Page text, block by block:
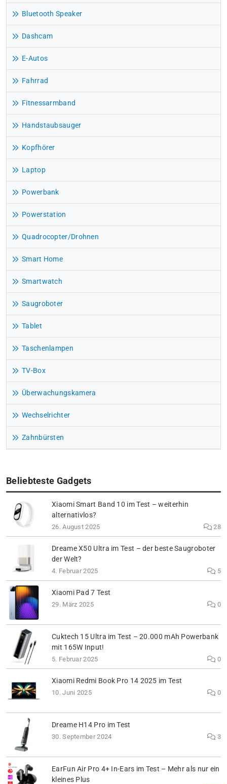
Bluetooth Speaker
Dashcam
E-Autos
Fahrrad
Fitnessarmband
Handstaubsauger
Kopfhörer
Laptop
Powerbank
Powerstation
Quadrocopter/Drohnen
Smart Home
Smartwatch
Saugroboter
Tablet
Taschenlampen
TV-Box
Überwachungskamera
Wechselrichter
Zahnbürsten
Beliebteste Gadgets
Xiaomi Smart Band 10 im Test – weiterhin
alternativlos?
26. August 2025 28
Dreame X50 Ultra im Test – der beste Saugroboter
der Welt?
4. Februar 2025 5
Xiaomi Pad 7 Test
29. März 2025 0
Cuktech 15 Ultra im Test – 20.000 mAh Powerbank
mit 165W Input!
5. Februar 2025 0
Xiaomi Redmi Book Pro 14 2025 im Test
10. Juni 2025 0
Dreame H14 Pro im Test
30. September 2024 3
EarFun Air Pro 4+ In-Ears im Test – Mehr als nur ein
kleines Plus